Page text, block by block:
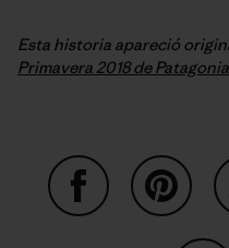
Esta historia apareció
Primavera 2018 de Patagonia